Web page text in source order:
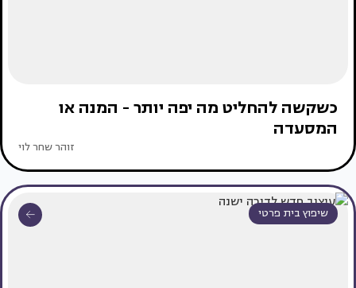
כשקשה להחליט מה יפה יותר - המנה או
המסעדה
זוהר שחר לוי
שיפוץ בית פרטי